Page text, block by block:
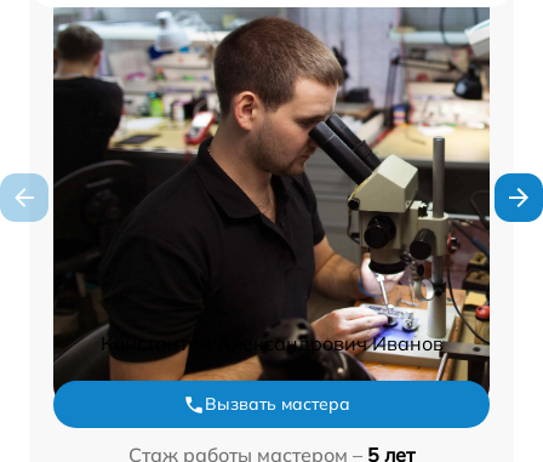
Константин Александрович Иванов
Вызвать мастера
Стаж работы мастером – 5 лет